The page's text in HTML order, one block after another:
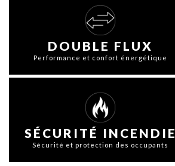
DOUBLE FLUX
Performance et confort énergétique
SÉCURITÉ INCENDIE
Sécurité et protection des occupants